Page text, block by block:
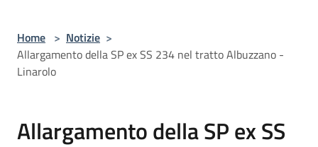
Home > Notizie >
Allargamento della SP ex SS 234 nel tratto Albuzzano -
Linarolo
Allargamento della SP ex SS